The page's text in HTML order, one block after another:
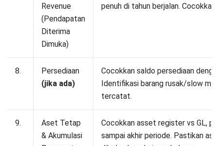
keuangan perusahaan lintas industri. Sejak awal
kariernya sebagai Junior Accountant di sebuah
perusahaan distribusi nasional, Dewi telah menunjukkan
kemampuannya dalam menyusun laporan keuangan,
melakukan rekonsiliasi data, serta mengelola audit
multinasional, di mana ia berperan penting dalam
implementasi software akuntansi berbasis ERP serta
Jennifer Santoso CA, CFA, CPA